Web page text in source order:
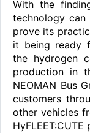
With the
technology
prove its
it being ready
the hydrogen
production in
NEOMAN Bus
customers
other vehicles
HyFLEET:CUTE